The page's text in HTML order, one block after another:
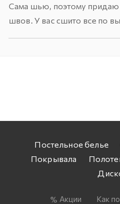
Сама шью, поэтому придаю
швов. У вас сшито все по
Постельное белье
Покрывала
Акции
Как